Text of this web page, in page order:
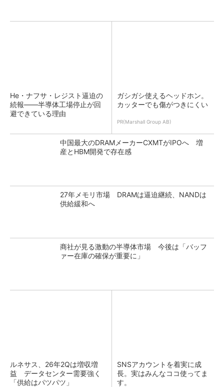
He・ナフサ・レジスト逼迫の
続報――半導体工場停止が回
避できている理由
ガシガシ使えるヘッドホン。
カッターでも傷がつきにくい
PR(Marshall Group AB)
中国最大のDRAMメーカーCXMTがIPOへ 増
産とHBM開発で存在感
27年メモリ市場 DRAMは逼迫継続、NANDは
供給緩和へ
商社が見る激動の半導体市場 今後は「バッフ
ァー在庫の確保が重要に」
ルネサス、26年2Qは増収増
益 データセンター需要強く
「供給はパツパツ」
SNSアカウントを着実に成
長。実はみんなココ使ってま
す。